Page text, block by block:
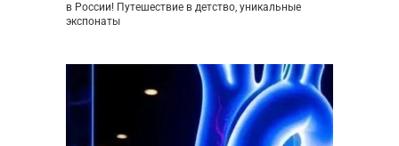
в России! Путешествие в детство, уникальные
экспонаты